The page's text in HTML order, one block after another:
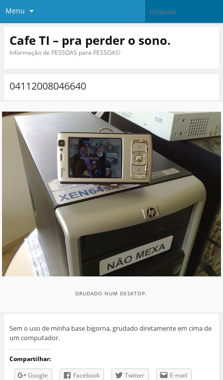
Menu
Cafe TI – pra perder o sono.
Informação de PESSOAS para PESSOAS!
04112008046640
GRUDADO NUM DESKTOP.
Sem o uso de minha base bigorna, grudado diretamente em cima de
um computador.
Compartilhar:
Google
Facebook Twitter
E-mail